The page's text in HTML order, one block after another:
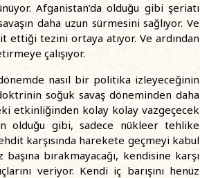
Afganistan’da olduğu gibi şeriatı
daha uzun sürmesini sağlıyor. Ve
ettiği tezini ortaya atıyor. Ve ardından
çalışıyor.
nasıl bir politika izleyeceğinin
soğuk savaş döneminden daha
etkinliğinden kolay kolay vazgeçecek
olduğu gibi, sadece nükleer tehlike
karşısında harekete geçmeyi kabul
bırakmayacağı, kendisine karşı
veriyor. Kendi iç barışını henüz